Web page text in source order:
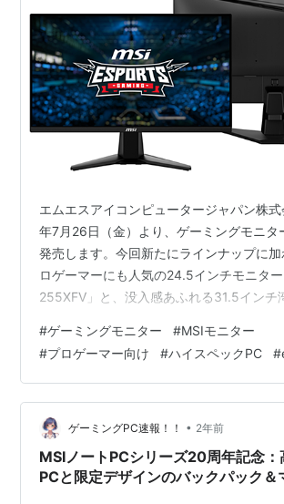
エムエスアイコンピュータージャパン株
年7月26日（金）より、ゲーミングモニタ
発売します。今回新たにラインナップに
ロゲーマーにも人気の24.5インチモニタ
255XFV」と、没入感あふれる31.5インチ
詳しくご紹介します。 「MAG 255XFV」
ゲームに最適な24.5インチモデル 高リフ
と高速応答速度 RAPID VAパネルの優れた
ミングに最適な追加機能 取り付けの柔軟
32C6X」：没入感抜群の31.5インチ湾曲モ
#ゲーミングモニター #MSIモニター
#プロゲーマー向け #ハイスペックPC #
ゲーミングPC速報！！ • 2年前
MSIノートPCシリーズ20周年記念：
PCと限定デザインのバックパック＆